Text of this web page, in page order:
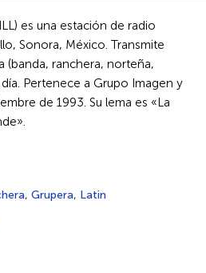
es una estación de radio
Sonora, México. Transmite
(banda, ranchera, norteña,
Pertenece a Grupo Imagen y
de 1993. Su lema es «La
, Grupera, Latin